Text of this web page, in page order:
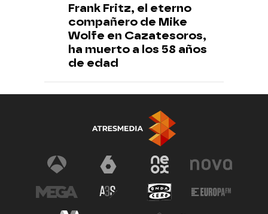
Frank Fritz, el eterno
compañero de Mike
Wolfe en Cazatesoros,
ha muerto a los 58 años
de edad